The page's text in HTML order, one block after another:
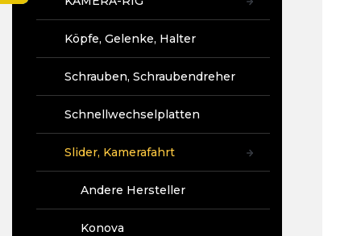
Köpfe, Gelenke, Halter
Schrauben, Schraubendreher
Schnellwechselplatten
Slider, Kamerafahrt
Andere Hersteller
Konova